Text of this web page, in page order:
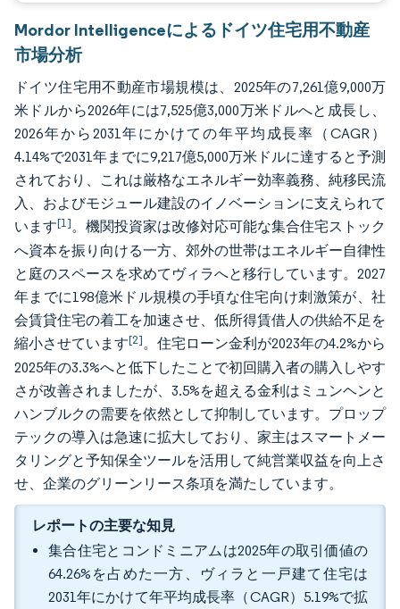
Mordor Intelligenceによるドイツ住宅用不動産
市場分析
ドイツ住宅用不動産市場規模は、2025年の7,261億9,000万
米ドルから2026年には7,525億3,000万米ドルへと成長し、
2026年から2031年にかけての年平均成長率（CAGR）
4.14%で2031年までに9,217億5,000万米ドルに達すると予測
されており、これは厳格なエネルギー効率義務、純移民流
入、およびモジュール建設のイノベーションに支えられて
います[1]。機関投資家は改修対応可能な集合住宅ストック
へ資本を振り向ける一方、郊外の世帯はエネルギー自律性
と庭のスペースを求めてヴィラへと移行しています。2027
年までに198億米ドル規模の手頃な住宅向け刺激策が、社
会賃貸住宅の着工を加速させ、低所得賃借人の供給不足を
縮小させています[2]。住宅ローン金利が2023年の4.2%から
2025年の3.3%へと低下したことで初回購入者の購入しやす
さが改善されましたが、3.5%を超える金利はミュンヘンと
ハンブルクの需要を依然として抑制しています。プロップ
テックの導入は急速に拡大しており、家主はスマートメー
タリングと予知保全ツールを活用して純営業収益を向上さ
せ、企業のグリーンリース条項を満たしています。
レポートの主要な知見
集合住宅とコンドミニアムは2025年の取引価値の
64.26%を占めた一方、ヴィラと一戸建て住宅は
2031年にかけて年平均成長率（CAGR）5.19%で拡